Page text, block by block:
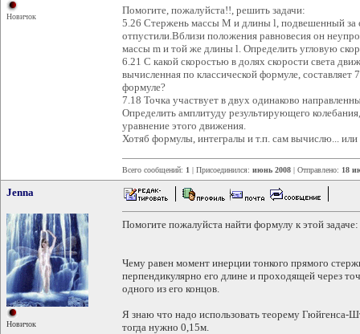
Новичок
Помогите, пожалуйста!!, решить задачи:
5.26 Стержень массы M и длины l, подвешенный за
отпустили.Вблизи положения равновесия он
массы m и той же длины l. Определить угловую
6.21 С какой скоростью в долях скорости света
вычисленная по классической формуле,
формуле?
7.18 Точка участвует в двух одинаково
Определить амплитуду результирующего
уравнение этого движения.
Хотяб формулы, интегралы и т.п. сам вычислю... или
Всего сообщений: 1 | Присоединился: июнь 2008 | Отправлено: 18
Jenna
Новичок
Помогите пожалуйста найти формулу к этой задаче:
Чему равен момент инерции тонкого прямого
перпендикулярно его длине и проходящей через
одного из его концов.
Я знаю что надо использовать теорему
тогда нужно 0,15м.